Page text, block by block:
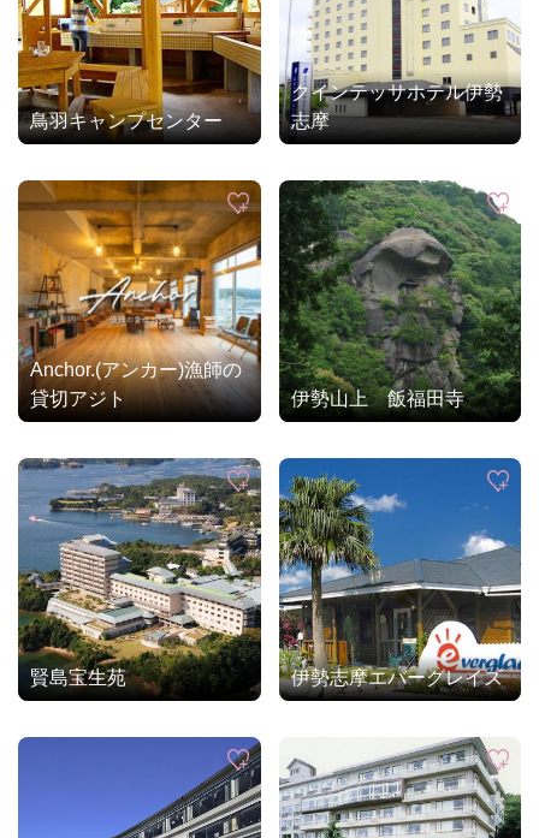
鳥羽キャンプセンター
クインテッサホテル伊勢
志摩
Anchor.(アンカー)漁師の
貸切アジト
伊勢山上 飯福田寺
賢島宝生苑 伊勢志摩エバーグレイズ